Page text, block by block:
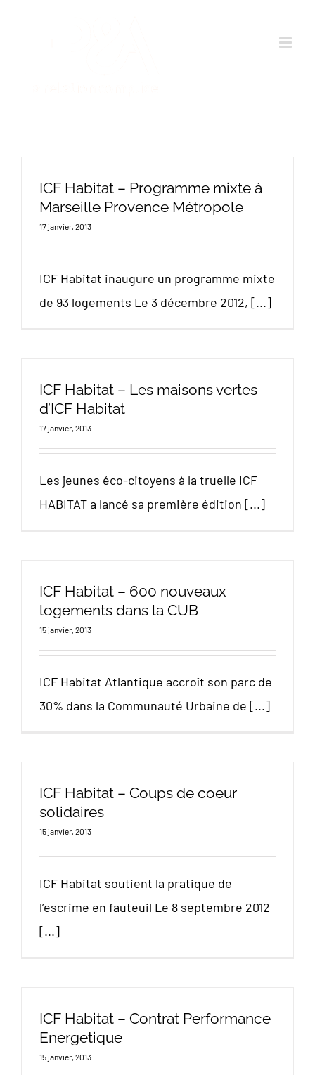
ICF Habitat – Programme mixte à
Marseille Provence Métropole
17 janvier, 2013
ICF Habitat inaugure un programme mixte
de 93 logements Le 3 décembre 2012, [...]
ICF Habitat – Les maisons vertes
d’ICF Habitat
17 janvier, 2013
Les jeunes éco-citoyens à la truelle ICF
HABITAT a lancé sa première édition [...]
ICF Habitat – 600 nouveaux
logements dans la CUB
15 janvier, 2013
ICF Habitat Atlantique accroît son parc de
30% dans la Communauté Urbaine de [...]
ICF Habitat – Coups de coeur
solidaires
15 janvier, 2013
ICF Habitat soutient la pratique de
l’escrime en fauteuil Le 8 septembre 2012
[...]
ICF Habitat – Contrat Performance
Energetique
15 janvier, 2013